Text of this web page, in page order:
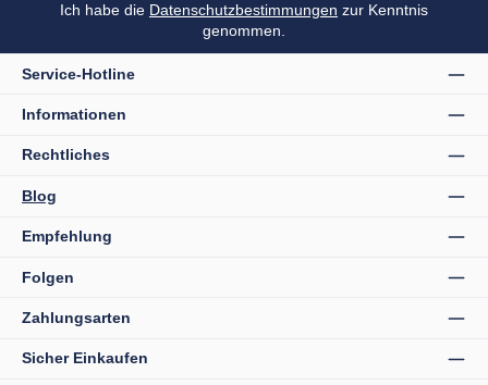
Ich habe die Datenschutzbestimmungen zur Kenntnis
genommen.
Service-Hotline
Informationen
Rechtliches
Blog
Empfehlung
Folgen
Zahlungsarten
Sicher Einkaufen